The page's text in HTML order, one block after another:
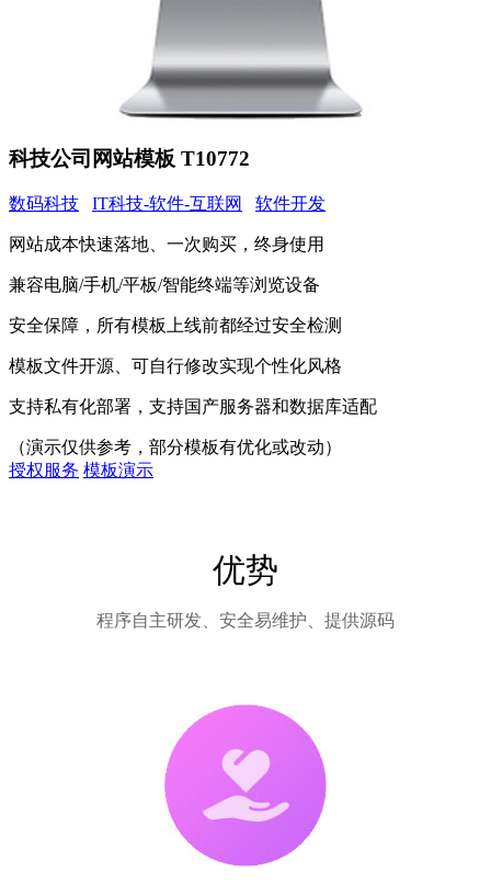
科技公司网站模板 T10772
数码科技 IT科技-软件-互联网 软件开发
网站成本快速落地、一次购买，终身使用
兼容电脑/手机/平板/智能终端等浏览设备
安全保障，所有模板上线前都经过安全检测
模板文件开源、可自行修改实现个性化风格
支持私有化部署，支持国产服务器和数据库适配
（演示仅供参考，部分模板有优化或改动）
授权服务 模板演示
优势
程序自主研发、安全易维护、提供源码